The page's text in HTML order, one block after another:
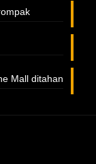
Mall ditahan